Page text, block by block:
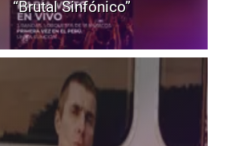
“Brutal Sinfónico”